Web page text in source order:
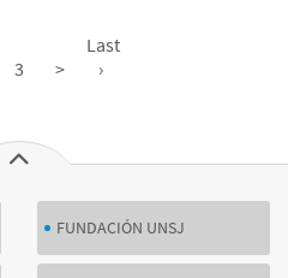
3 >
Last
›
FUNDACIÓN UNSJ